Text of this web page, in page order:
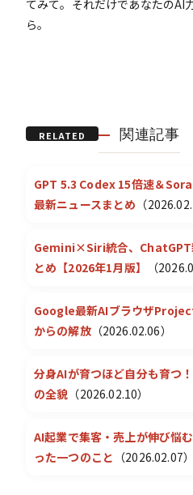
てみて。それだけであなたのAI
ら。
RELATED 関連記事
GPT 5.3 Codex 15倍速＆
最新ニュースまとめ （
Gemini×Siri統合、ChatGPT
とめ【2026年1月版】
（
Google最新AIブラウザ
からの解放（2026.02.06）
分身AIが育つほど自分も育つ
の全貌 （2026.02.10）
AI起業で集客・売上が伸び悩
った一つのこと （2026.02.07）